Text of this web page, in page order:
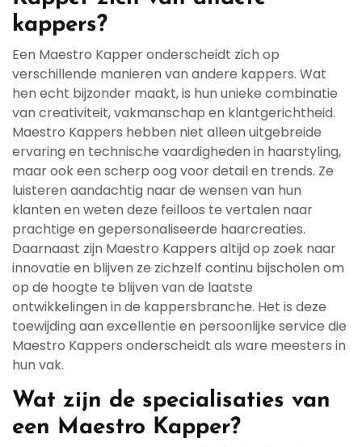
kappers?
Een Maestro Kapper onderscheidt zich op
verschillende manieren van andere kappers. Wat
hen echt bijzonder maakt, is hun unieke combinatie
van creativiteit, vakmanschap en klantgerichtheid.
Maestro Kappers hebben niet alleen uitgebreide
ervaring en technische vaardigheden in haarstyling,
maar ook een scherp oog voor detail en trends. Ze
luisteren aandachtig naar de wensen van hun
klanten en weten deze feilloos te vertalen naar
prachtige en gepersonaliseerde haarcreaties.
Daarnaast zijn Maestro Kappers altijd op zoek naar
innovatie en blijven ze zichzelf continu bijscholen om
op de hoogte te blijven van de laatste
ontwikkelingen in de kappersbranche. Het is deze
toewijding aan excellentie en persoonlijke service die
Maestro Kappers onderscheidt als ware meesters in
hun vak.
Wat zijn de specialisaties van
een Maestro Kapper?